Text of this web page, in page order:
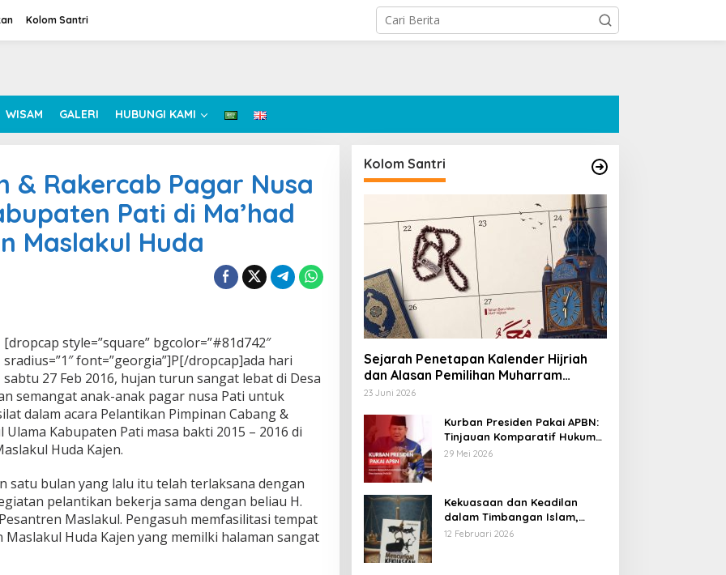
Kolom Santri
WISAM GALERI HUBUNGI KAMI
& Rakercab Pagar Nusa
Pati di Ma’had
Maslakul Huda
[dropcap style=”square” bgcolor=”#81d742″
sradius=”1″ font=”georgia”]P[/dropcap]ada hari
sabtu 27 Feb 2016, hujan turun sangat lebat di Desa
semangat anak-anak pagar nusa Pati untuk
dalam acara Pelantikan Pimpinan Cabang &
Kabupaten Pati masa bakti 2015 – 2016 di
Huda Kajen.
satu bulan yang lalu itu telah terlaksana dengan
pelantikan bekerja sama dengan beliau H.
Maslakul. Pengasuh memfasilitasi tempat
Maslakul Huda Kajen yang memilki halaman sangat
Kolom Santri
Sejarah Penetapan Kalender Hijriah
dan Alasan Pemilihan Muharram
sebagai Awal Tahun
23 Juni 2026
Kurban Presiden Pakai APBN:
Tinjauan Komparatif Hukum
Islam dan Positif Negara
29 Mei 2026
Kekuasaan dan Keadilan
dalam Timbangan Islam,
Membaca Mencurigai
12 Februari 2026